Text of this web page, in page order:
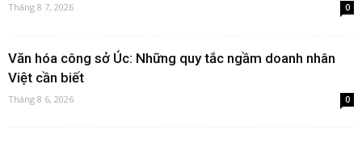
Tháng 8 7, 2026 0
Văn hóa công sở Úc: Những quy tắc ngầm doanh nhân
Việt cần biết
Tháng 8 6, 2026 0